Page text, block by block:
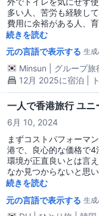
多い人、苦労も経験している人 非推奨対象：きれい
費用に余裕がある人、
ケース） 韓国人の口コミはあまり多くなく、その中でも悪い口コミ
が多く不安に思ってい
近くに同じチョンキン
いことを考えると、コス
どのスタッフも親切で
が良かったです。ただ
ンも比較的早くて良か
しにくいのはチョンキ
から行くと良いでしょ
ちは人数が多かったの
に寝るだけで洗うだけ
事は外で済ませる方が
続きを読む
元の言語で表示する 生
Minsun グループ旅
12月 2025に宿泊 |
一人で香港旅行 ユ
6月 10, 2024
まずコストパフォーマ
港で、良心的な価格で
環境が正直良いとは言
なか見つからないと思
で、ただ寝るだけの人
かいお湯もしっかり出
続きを読む
元の言語で表示する 生